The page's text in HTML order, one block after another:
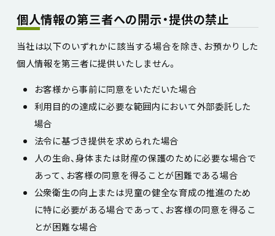
個人情報の第三者への開示・提供の禁止
当社は以下のいずれかに該当する場合を除き、お預かりした
個人情報を第三者に提供いたしません。
お客様から事前に同意をいただいた場合
利用目的の達成に必要な範囲内において外部委託した
場合
法令に基づき提供を求められた場合
人の生命、身体または財産の保護のために必要な場合で
あって、お客様の同意を得ることが困難である場合
公衆衛生の向上または児童の健全な育成の推進のため
に特に必要がある場合であって、お客様の同意を得るこ
とが困難な場合